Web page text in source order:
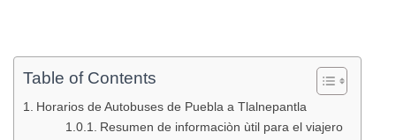
Table of Contents
Horarios de Autobuses de Puebla a Tlalnepantla
Resumen de informaciòn ùtil para el viajero